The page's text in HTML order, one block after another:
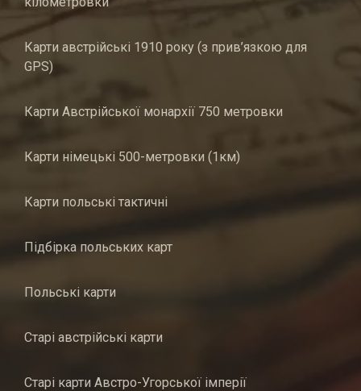
Карти австрійські 1910 року (з прив’язкою для
GPS)
Карти Австрійської монархії 750 метровки
Карти німецькі 500-метровки (1км)
Карти польські тактичні
Підбірка польських карт
Польські карти
Старі австрійські карти
Старі карти Австро-Угорської імперії